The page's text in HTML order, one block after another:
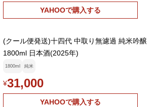
YAHOOで購入する
(クール便発送)十四代 中取り無濾過 純米吟醸
1800ml 日本酒(2025年)
1800ml 純米
¥31,000
YAHOOで購入する